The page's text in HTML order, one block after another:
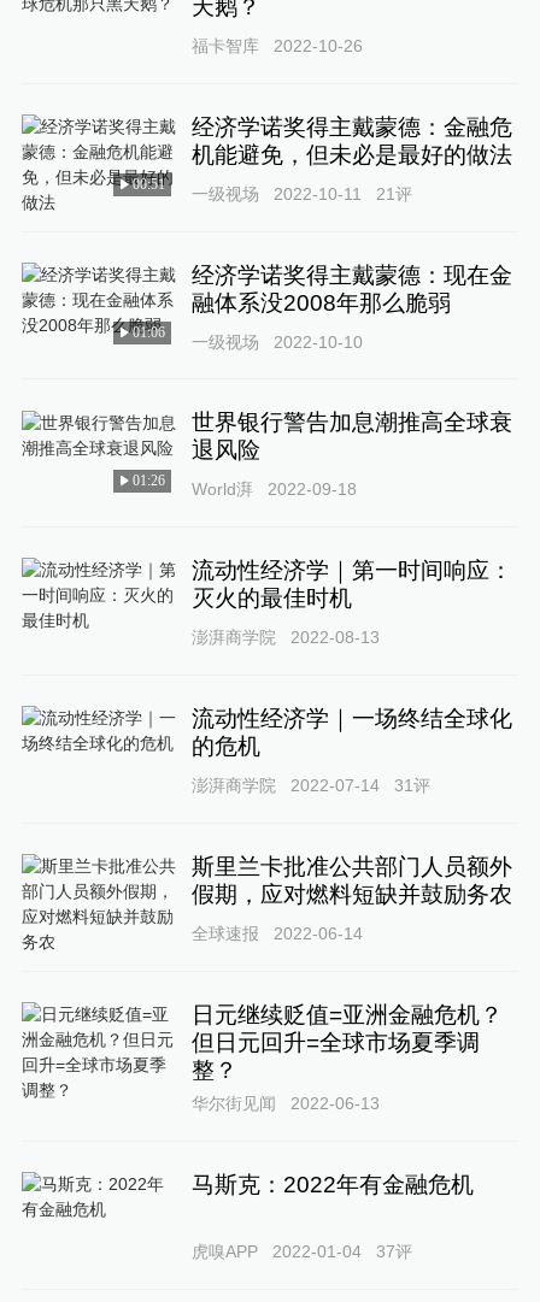
天鹅？
福卡智库 2022-10-26
00:51
经济学诺奖得主戴蒙德：金融危
机能避免，但未必是最好的做法
一级视场 2022-10-11 21评
01:06
经济学诺奖得主戴蒙德：现在金
融体系没2008年那么脆弱
一级视场 2022-10-10
01:26
世界银行警告加息潮推高全球衰
退风险
World湃 2022-09-18
流动性经济学｜第一时间响应：
灭火的最佳时机
澎湃商学院 2022-08-13
流动性经济学｜一场终结全球化
的危机
澎湃商学院 2022-07-14 31评
斯里兰卡批准公共部门人员额外
假期，应对燃料短缺并鼓励务农
全球速报 2022-06-14
日元继续贬值=亚洲金融危机？
但日元回升=全球市场夏季调
整？
华尔街见闻 2022-06-13
马斯克：2022年有金融危机
虎嗅APP 2022-01-04 37评